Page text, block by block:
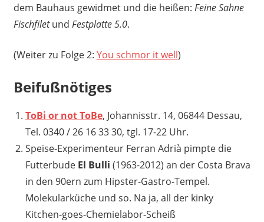
dem Bauhaus gewidmet und die heißen: Feine Sahne
Fischfiletund Festplatte 5.0.
(Weiter zu Folge 2: You schmor it well)
Beifußnötiges
ToBi or not ToBe, Johannisstr. 14, 06844 Dessau,
Tel. 0340 / 26 16 33 30, tgl. 17-22 Uhr.
Speise-Experimenteur Ferran Adrià pimpte die
Futterbude El Bulli (1963-2012) an der Costa Brava
in den 90ern zum Hipster-Gastro-Tempel.
Molekularküche und so. Na ja, all der kinky
Kitchen-goes-Chemielabor-Scheiß